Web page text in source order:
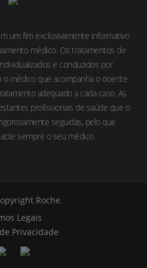
um fim exclusivamente informativo
médico. Os tratamentos de
e conduzidos por
o médico que acompanha o doente
adequado a cada caso. As
profissionais de saúde que o
seguidas, pelo que
sempre o seu médico.
Roche.
Legais
Privacidade